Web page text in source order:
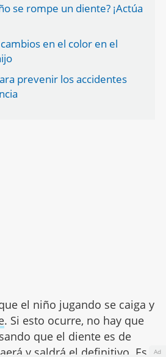
se rompe un diente? ¡Actúa
en el color en el
prevenir los accidentes
el niño jugando se caiga y
. Si esto ocurre, no hay que
que el diente es de
y saldrá el definitivo. Es
Ad